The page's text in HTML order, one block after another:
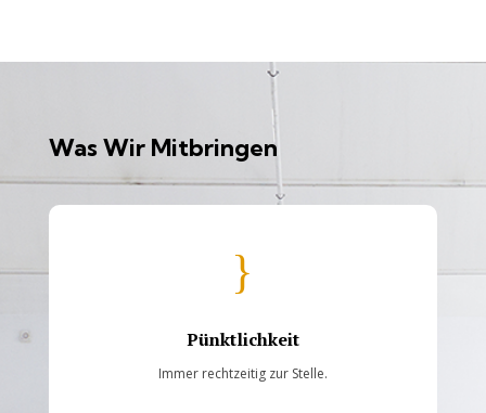
Was Wir Mitbringen
}
Pünktlichkeit
Immer rechtzeitig zur Stelle.